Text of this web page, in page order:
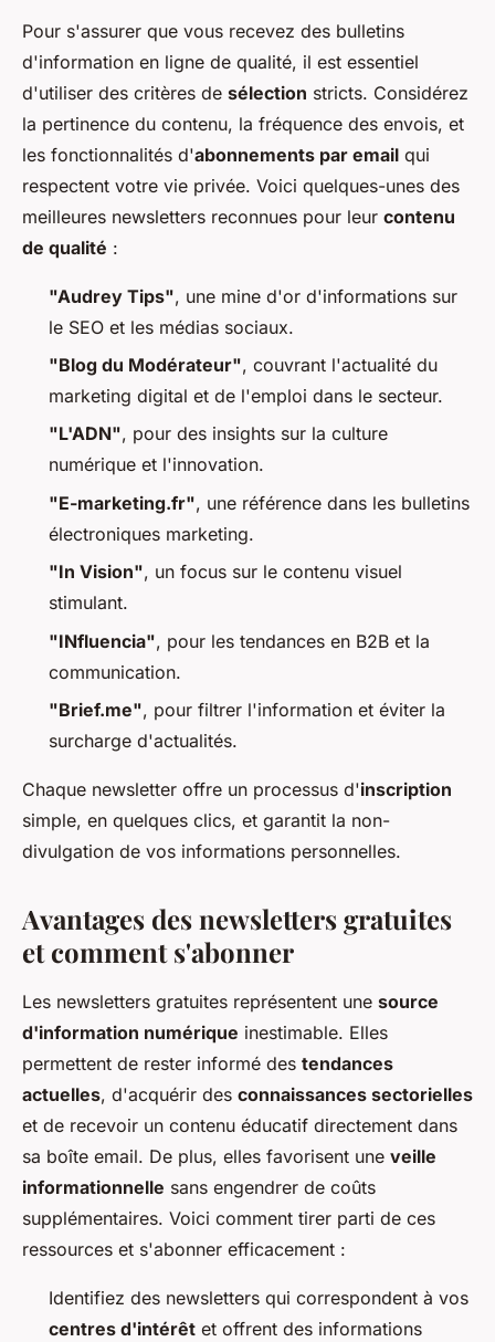
Pour s'assurer que vous recevez des bulletins
d'information en ligne de qualité, il est essentiel
d'utiliser des critères de sélection stricts. Considérez
la pertinence du contenu, la fréquence des envois, et
les fonctionnalités d'abonnements par email qui
respectent votre vie privée. Voici quelques-unes des
meilleures newsletters reconnues pour leur contenu
de qualité :
"Audrey Tips", une mine d'or d'informations sur
le SEO et les médias sociaux.
"Blog du Modérateur", couvrant l'actualité du
marketing digital et de l'emploi dans le secteur.
"L'ADN", pour des insights sur la culture
numérique et l'innovation.
"E-marketing.fr", une référence dans les bulletins
électroniques marketing.
"In Vision", un focus sur le contenu visuel
stimulant.
"INfluencia", pour les tendances en B2B et la
communication.
"Brief.me", pour filtrer l'information et éviter la
surcharge d'actualités.
Chaque newsletter offre un processus d'inscription
simple, en quelques clics, et garantit la non-
divulgation de vos informations personnelles.
Avantages des newsletters gratuites
et comment s'abonner
Les newsletters gratuites représentent une source
d'information numérique inestimable. Elles
permettent de rester informé des tendances
actuelles, d'acquérir des connaissances sectorielles
et de recevoir un contenu éducatif directement dans
sa boîte email. De plus, elles favorisent une veille
informationnelle sans engendrer de coûts
supplémentaires. Voici comment tirer parti de ces
ressources et s'abonner efficacement :
Identifiez des newsletters qui correspondent à vos
centres d'intérêt et offrent des informations